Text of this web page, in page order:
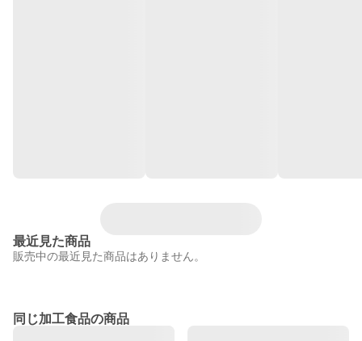
最近見た商品
販売中の最近見た商品はありません。
同じ加工食品の商品